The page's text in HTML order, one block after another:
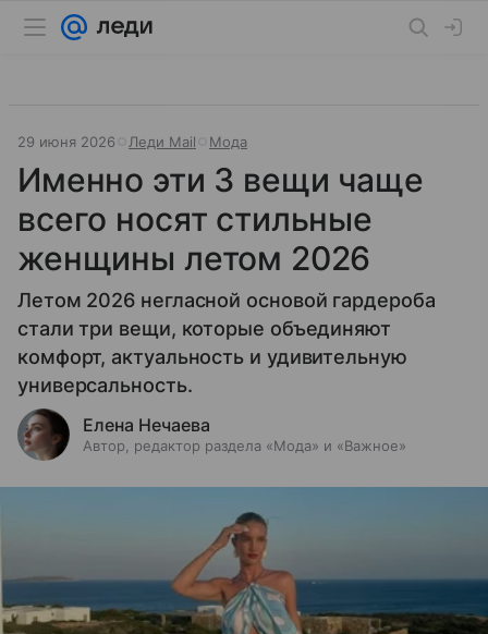
29 июня 2026 Леди Mail Мода
Именно эти 3 вещи чаще
всего носят стильные
женщины летом 2026
Летом 2026 негласной основой гардероба
стали три вещи, которые объединяют
комфорт, актуальность и удивительную
универсальность.
Елена Нечаева
Автор, редактор раздела «Мода» и «Важное»